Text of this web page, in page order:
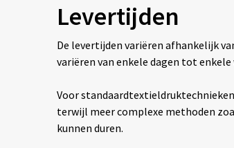
Levertijden
De levertijden variëren afhankelijk
variëren van enkele dagen tot enkele
Voor
terwijl meer complexe methoden
kunnen duren.